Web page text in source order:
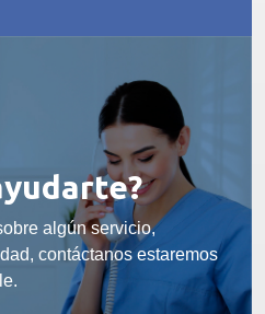
algún servicio,
contáctanos estaremos